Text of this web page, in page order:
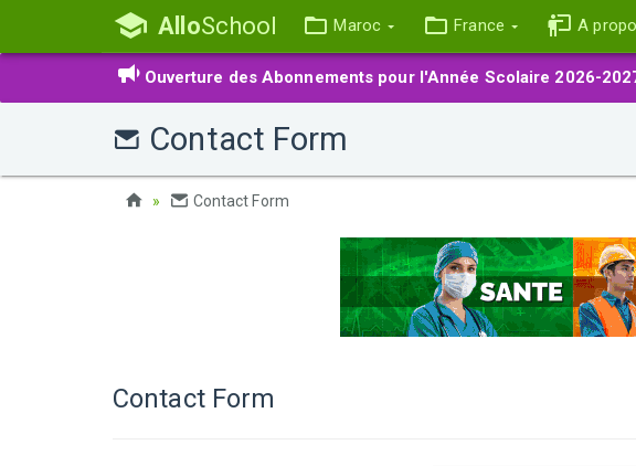
AlloSchool Maroc France A
Ouverture des Abonnements pour l'Année Scolaire 2026-
Contact Form
Contact Form
Contact Form